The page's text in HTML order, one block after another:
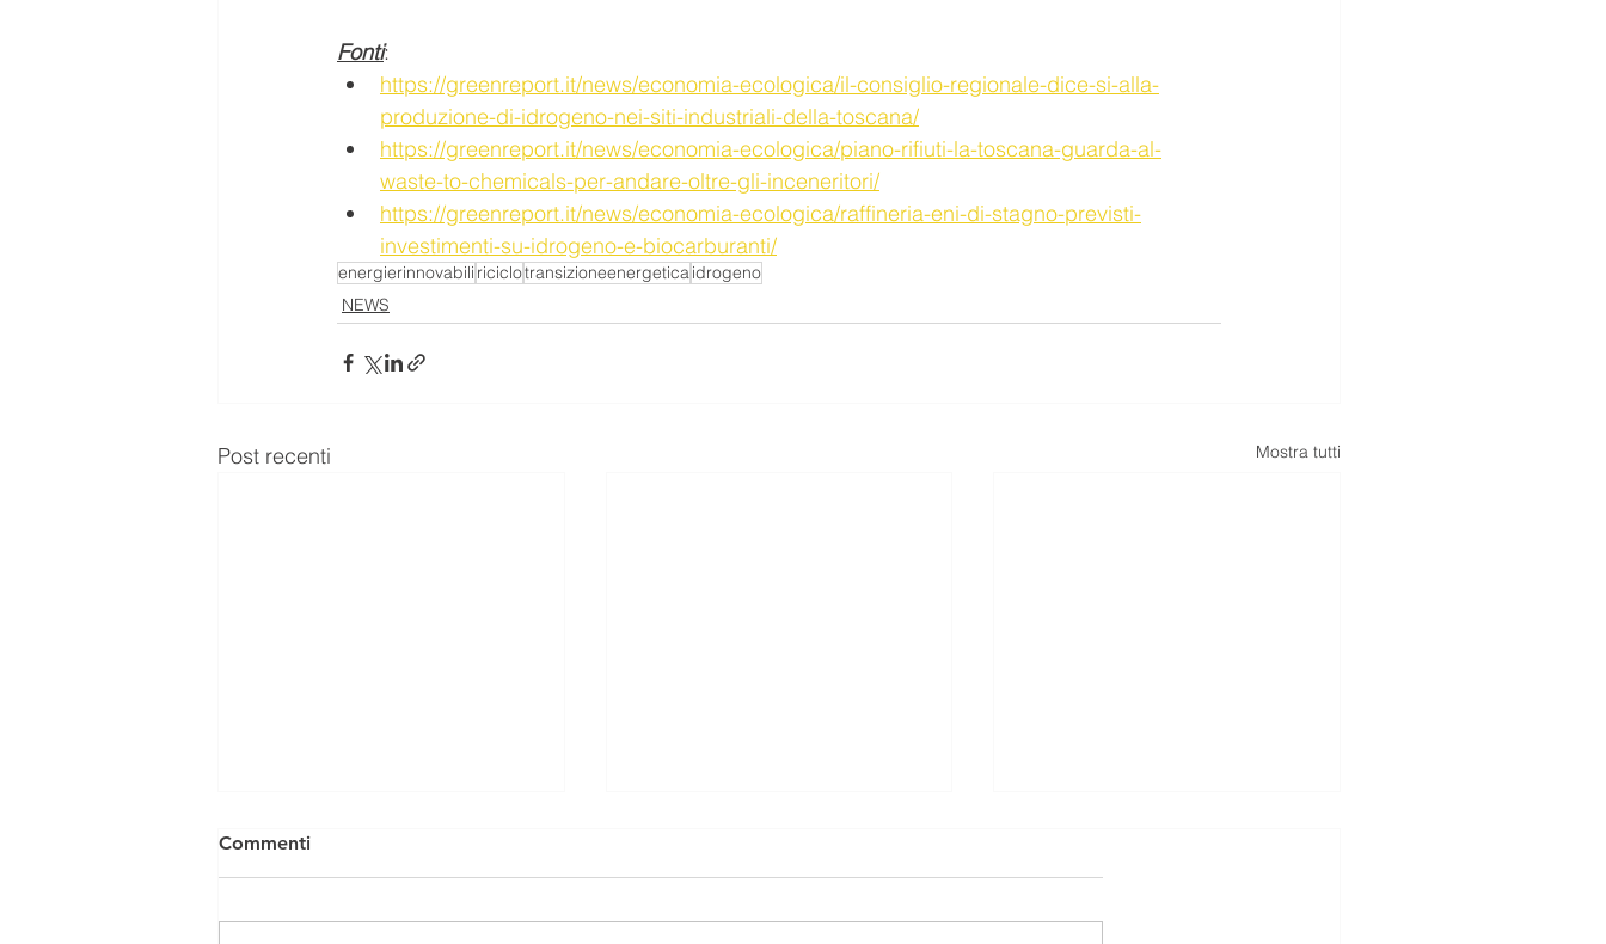
Fonti:
https://greenreport.it/news/economia-ecologica/il-consiglio-regionale-dice-si-alla-
produzione-di-idrogeno-nei-siti-industriali-della-toscana/
https://greenreport.it/news/economia-ecologica/piano-rifiuti-la-toscana-guarda-al-
waste-to-chemicals-per-andare-oltre-gli-inceneritori/
https://greenreport.it/news/economia-ecologica/raffineria-eni-di-stagno-previsti-
investimenti-su-idrogeno-e-biocarburanti/
energierinnovabili riciclotransizioneenergetica idrogeno
NEWS
Post recenti Mostra tutti
Commenti